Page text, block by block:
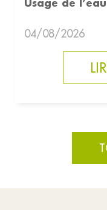
Usage de
04/08/2026